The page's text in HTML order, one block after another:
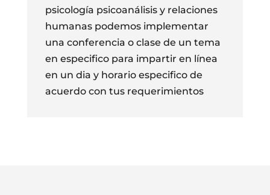
psicología psicoanálisis y relaciones
humanas podemos implementar
una conferencia o clase de un tema
en especifico para impartir en línea
en un dia y horario especifico de
acuerdo con tus requerimientos